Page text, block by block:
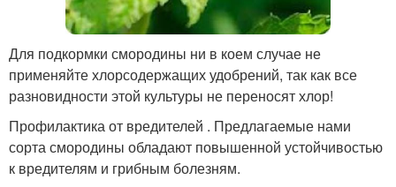
Для подкормки смородины ни в коем случае не
применяйте хлорсодержащих удобрений, так как все
разновидности этой культуры не переносят хлор!
Профилактика от вредителей . Предлагаемые нами
сорта смородины обладают повышенной устойчивостью
к вредителям и грибным болезням.